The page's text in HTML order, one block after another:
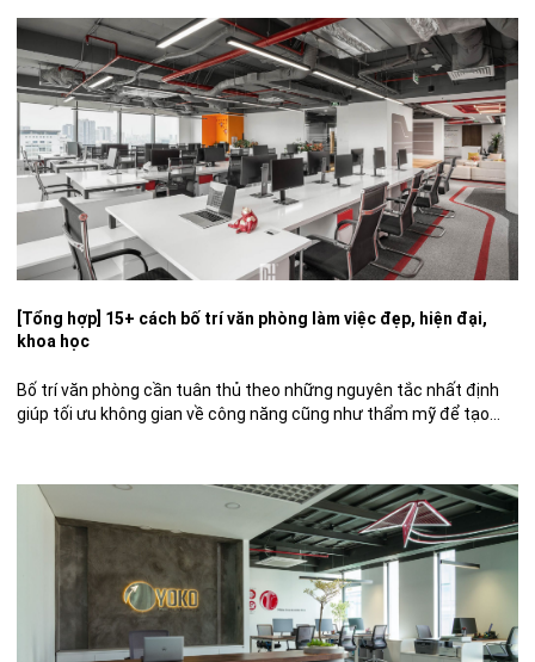
[Tổng hợp] 15+ cách bố trí văn phòng làm việc đẹp, hiện đại,
khoa học
Bố trí văn phòng cần tuân thủ theo những nguyên tắc nhất định
giúp tối ưu không gian về công năng cũng như thẩm mỹ để tạo
cách bố trí […]